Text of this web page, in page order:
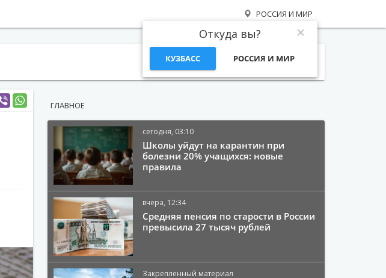
РОССИЯ И МИР
Откуда вы?
КУЗБАСС РОССИЯ И МИР
ГЛАВНОЕ
сегодня, 03:10
Школы уйдут на карантин при
болезни 20% учащихся: новые
правила
вчера, 12:34
Средняя пенсия по старости в России
превысила 27 тысяч рублей
Закрепленный материал